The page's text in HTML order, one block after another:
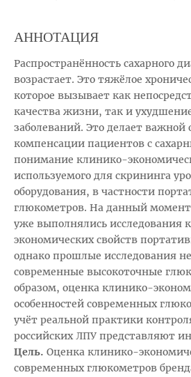
АННОТАЦИЯ
Распространённость сахарного
возрастает. Это тяжёлое
которое вызывает как
качества жизни, так и
заболеваний. Это делает важной
компенсации пациентов с
понимание клинико-
используемого для скрининга
оборудования, в частности
глюкометров. На данный
уже выполнялись исследования
экономических свойств
однако прошлые исследования
современные высокоточные
образом, оценка клинико-
особенностей современных
учёт реальной практики
российских ЛПУ представляют
Цель. Оценка клинико-
современных глюкометров